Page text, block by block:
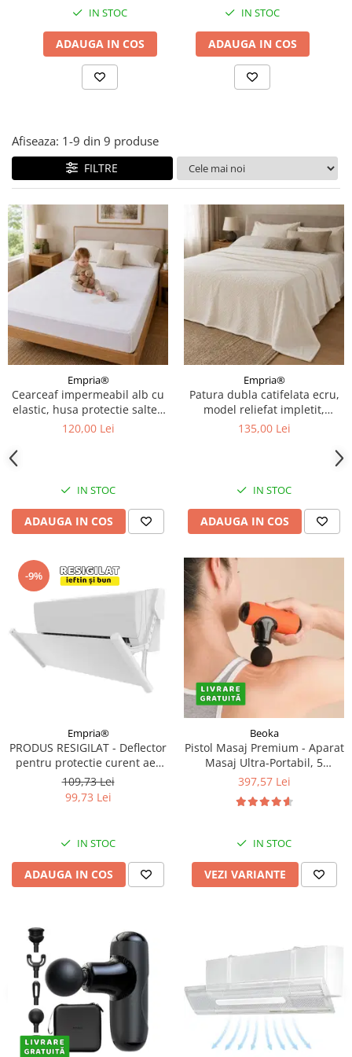
Covorase ortopedice senzoriale
Cuburi magnetice JollyHeap®
Rechizite scolare
Ingrijire adulti
Siguranta animale companie
Carduri Cadou
Propuneri Cadou
Produse Sub 50 Lei
Resigilate
IN STOC
ADAUGA IN COS
IN STOC
ADAUGA IN COS
Afiseaza: 1-9 din 9 produse
FILTRE
Empria®
Cearceaf impermeabil alb cu
elastic, husa protectie saltea
tip prosop, 160x200x40 cm
120,00 Lei
IN STOC
ADAUGA IN COS
Empria®
Patura dubla catifelata ecru,
model reliefat impletit,
230x220 cm
135,00 Lei
IN STOC
ADAUGA IN COS
-9%
Empria®
PRODUS RESIGILAT - Deflector
pentru protectie curent aer
conditionat, Empria, ajustabil
pe 4 niveluri, retractabil, Alb
109,73 Lei
99,73 Lei
IN STOC
ADAUGA IN COS
Beoka
Pistol Masaj Premium - Aparat
Masaj Ultra-Portabil, 5
Capete, 5 Viteze, 3000
Carcasa Depozitare,Diverse
397,57 Lei
IN STOC
VEZI VARIANTE